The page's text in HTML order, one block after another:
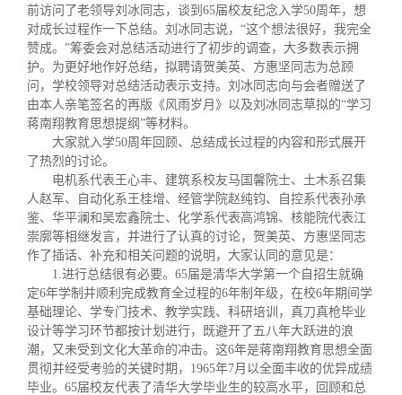
兴趣群体
西南联大校友会
捐赠方法
义工计划
我要订阅
新媒体平台
清华故事
青春风采
校友讲坛
校友视界
终身学习
信息化服务
实用信息
校友总会
总会简介
总会章程
理事会名单
制度法规
联系我们
关闭
前访问了老领导刘冰同志，谈到 65届校友纪念入学50周年，想
对成长过程作一下总结。刘冰同志说， “这个想法很好，我完全
赞成。 ”筹委会对总结活动进行了初步的调查，大多数表示拥
护。为更好地作好总结，拟聘请贺美英、方惠坚同志为总顾
问，学校领导对总结活动表示支持。刘冰同志向与会者赠送了
由本人亲笔签名的再版《风雨岁月》以及刘冰同志草拟的“学习
蒋南翔教育思想提纲”等材料。
大家就入学50周年回顾、总结成长过程的内容和形式展开
了热烈的讨论。
电机系代表王心丰、建筑系校友马国馨院士、土木系召集
人赵军、自动化系王桂增、经管学院赵纯钧、自控系代表孙承
鉴、华平澜和吴宏鑫院士、化学系代表高鸿锦、核能院代表江
崇廓等相继发言，并进行了认真的讨论，贺美英、方惠坚同志
作了插话、补充和相关问题的说明，大家认同的意见是：
1.进行总结很有必要。 65届是清华大学第一个自招生就确
定6年学制并顺利完成教育全过程的6年制年级，在校6年期间学
基础理论、学专门技术、教学实践、科研培训，真刀真枪毕业
设计等学习环节都按计划进行，既避开了五八年大跃进的浪
潮，又未受到文化大革命的冲击。这6年是蒋南翔教育思想全面
贯彻并经受考验的关键时期， 1965年7月以全面丰收的优异成绩
毕业。 65届校友代表了清华大学毕业生的较高水平，回顾和总